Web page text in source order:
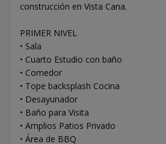
construcción en Vista Cana.
PRIMER NIVEL
• Sala
• Cuarto Estudio con baño
• Comedor
• Tope backsplash Cocina
• Desayunador
• Baño para Visita
• Amplios Patios Privado
• Área de BBQ